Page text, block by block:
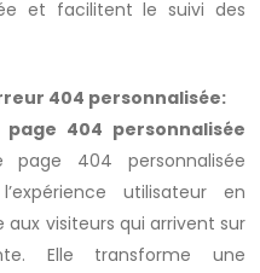
et facilitent le suivi des
404 personnalisée:
404 personnalisée
page 404 personnalisée
utilisateur en
visiteurs qui arrivent sur
Elle transforme une